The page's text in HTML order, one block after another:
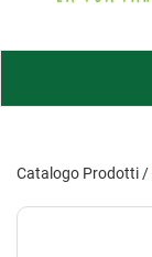
Catalogo Prodotti /